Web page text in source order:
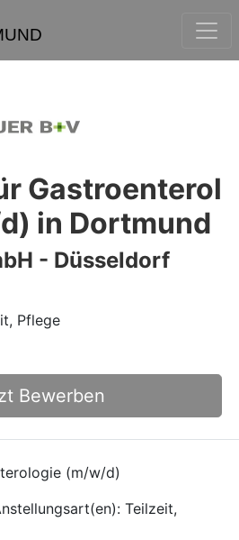
Gastroenterol
in Dortmund
- Düsseldorf
Pflege
Bewerben
(m/w/d)
Teilzeit,